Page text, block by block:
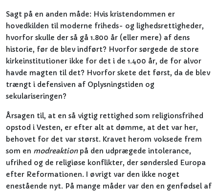
Sagt på en anden måde: Hvis kristendommen er
hovedkilden til moderne friheds- og lighedsrettigheder,
hvorfor skulle der så gå 1.800 år (eller mere) af dens
historie, før de blev indført? Hvorfor sørgede de store
kirkeinstitutioner ikke for det i de 1.400 år, de for alvor
havde magten til det? Hvorfor skete det først, da de blev
trængt i defensiven af Oplysningstiden og
sekulariseringen?
Årsagen til, at en så vigtig rettighed som religionsfrihed
opstod i Vesten, er efter alt at dømme, at det var her,
behovet for det var størst. Kravet herom voksede frem
som en modreaktionpå den udprægede intolerance,
ufrihed og de religiøse konflikter, der søndersled Europa
efter Reformationen. I øvrigt var den ikke noget
enestående nyt. På mange måder var den en genfødsel af